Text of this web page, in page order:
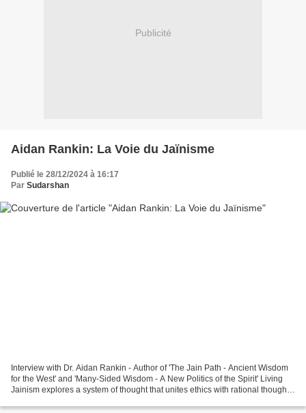
Publicité
Aidan Rankin: La Voie du Jaïnisme
Publié le 28/12/2024 à 16:17
Par Sudarshan
Interview with Dr. Aidan Rankin - Author of 'The Jain Path - Ancient Wisdom
for the West' and 'Many-Sided Wisdom - A New Politics of the Spirit' Living
Jainism explores a system of thought that unites ethics with rational thought,